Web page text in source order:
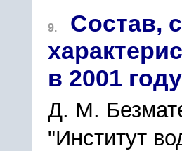
9.
Состав,
в 2001 году
Д. М.
"Институт